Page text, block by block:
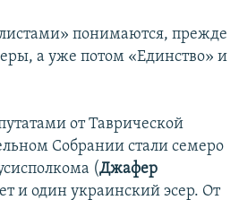
понимаются, прежде
а уже потом «Единство» и
от Таврической
Собрании стали семеро
(Джафер
и один украинский эсер. От